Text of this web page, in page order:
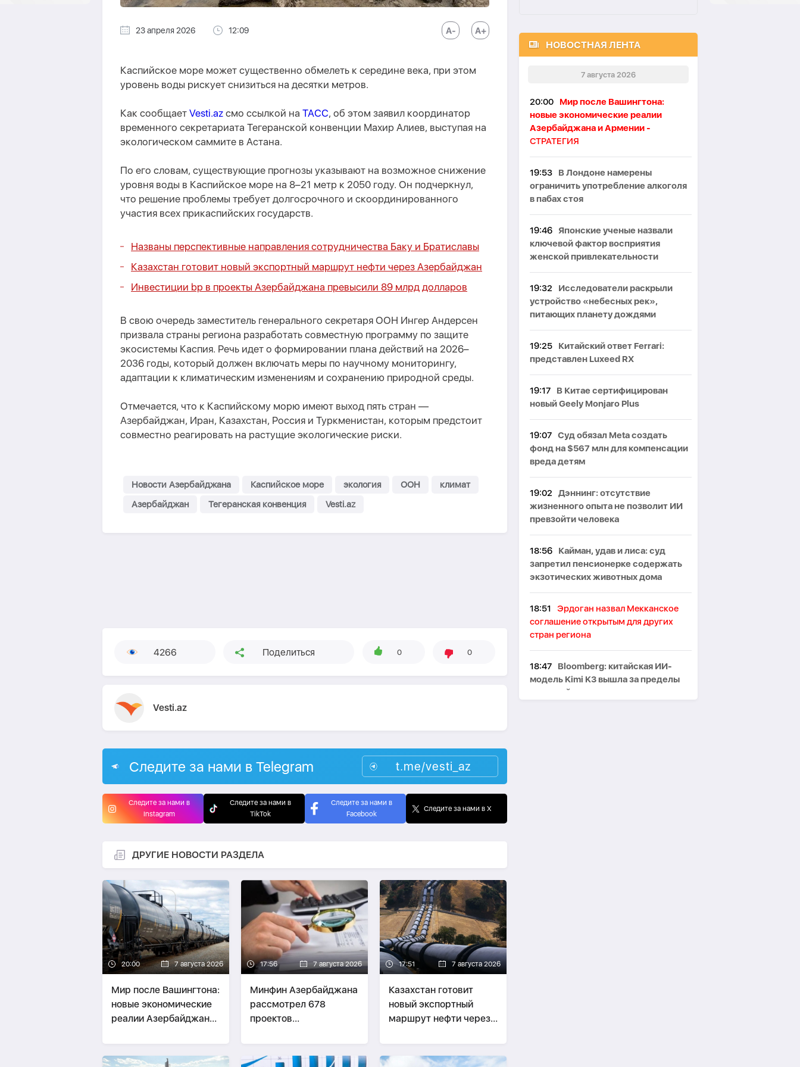
23 апреля 2026 12:09
Каспийское море может существенно обмелеть к середине века, при этом
уровень воды рискует снизиться на десятки метров.
Как сообщает Vesti.az смо ссылкой на ТАСС, об этом заявил координатор
временного секретариата Тегеранской конвенции Махир Алиев, выступая на
экологическом саммите в Астана.
По его словам, существующие прогнозы указывают на возможное снижение
уровня воды в Каспийское море на 8–21 метр к 2050 году. Он подчеркнул,
что решение проблемы требует долгосрочного и скоординированного
участия всех прикаспийских государств.
Названы перспективные направления сотрудничества Баку и Братиславы
Казахстан готовит новый экспортный маршрут нефти через Азербайджан
Инвестиции bp в проекты Азербайджана превысили 89 млрд долларов
В свою очередь заместитель генерального секретаря ООН Ингер Андерсен
призвала страны региона разработать совместную программу по защите
экосистемы Каспия. Речь идет о формировании плана действий на 2026–
2036 годы, который должен включать меры по научному мониторингу,
адаптации к климатическим изменениям и сохранению природной среды.
Отмечается, что к Каспийскому морю имеют выход пять стран —
Азербайджан, Иран, Казахстан, Россия и Туркменистан, которым предстоит
совместно реагировать на растущие экологические риски.
Новости Азербайджана Каспийское море экология ООН
климат
Азербайджан
Тегеранская конвенция Vesti.az
4266 Поделиться 0 0
Vesti.az
Следите за нами в Telegram t.me/vesti_az
Следите за нами в
Instagram
Следите за нами в
TikTok
Следите за нами в
Facebook
Следите за нами в X
ДРУГИЕ НОВОСТИ РАЗДЕЛА
20:00 7 августа 2026
Мир после Вашингтона:
новые экономические
реалии Азербайджана
СТРАТЕГИЯ
17:56 7 августа 2026
Минфин Азербайджана
рассмотрел 678
проектов
17:51 7 августа 2026
Казахстан готовит
новый экспортный
маршрут нефти через
НОВОСТНАЯ ЛЕНТА
7 августа 2026
20:00
Мир после Вашингтона:
новые экономические реалии
Азербайджана и Армении -
СТРАТЕГИЯ
19:53
В Лондоне намерены
ограничить употребление алкоголя
в пабах стоя
19:46 Японские ученые назвали
ключевой фактор восприятия
женской привлекательности
19:32
Исследователи раскрыли
устройство «небесных рек»,
питающих планету дождями
19:25
Китайский ответ Ferrari:
представлен Luxeed RX
19:17
В Китае сертифицирован
новый Geely Monjaro Plus
19:07 Суд обязал Meta создать
фонд на $567 млн для компенсации
вреда детям
19:02
Дэннинг: отсутствие
жизненного опыта не позволит ИИ
превзойти человека
18:56
Кайман, удав и лиса: суд
запретил пенсионерке содержать
экзотических животных дома
18:51
Эрдоган назвал Мекканское
соглашение открытым для других
стран региона
18:47
Bloomberg: китайская ИИ-
модель Kimi K3 вышла за пределы
тестовой среды